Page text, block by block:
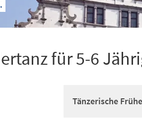
für 5-6
Tänzerische